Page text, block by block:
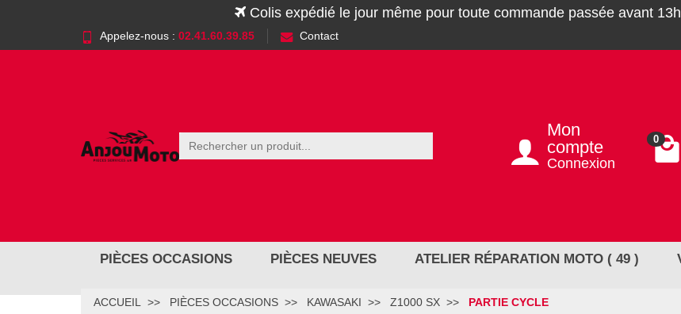
Colis expédié le jour même pour toute commande passée avant
Appelez-nous : 02.41.60.39.85 Contact
Mon
compte
Connexion
0
PIÈCES OCCASIONS PIÈCES NEUVES ATELIER RÉPARATION MOTO ( 49 )
ACCUEIL PIÈCES OCCASIONS KAWASAKI Z1000 SX PARTIE CYCLE